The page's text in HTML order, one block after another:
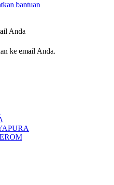
bantuan
Anda
ke email Anda.